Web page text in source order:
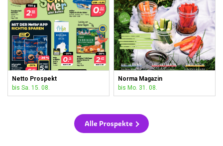
Netto Prospekt
bis Sa. 15. 08.
Norma Magazin
bis Mo. 31. 08.
Alle Prospekte